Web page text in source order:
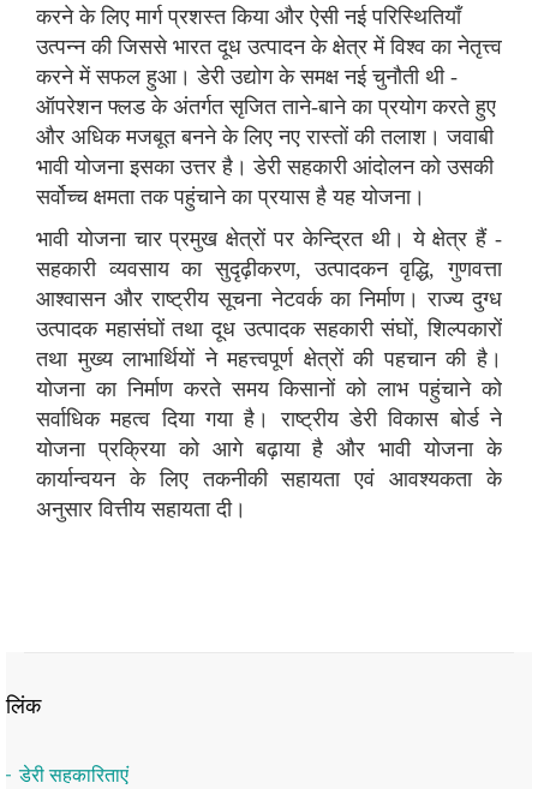
करने के लिए मार्ग प्रशस्त किया और ऐसी नई परिस्थितियाँ
उत्पन्न की जिससे भारत दूध उत्पादन के क्षेत्र में विश्व का नेतृत्त्व
करने में सफल हुआ। डेरी उद्योग के समक्ष नई चुनौती थी -
ऑपरेशन फ्लड के अंतर्गत सृजित ताने-बाने का प्रयोग करते हुए
और अधिक मजबूत बनने के लिए नए रास्तों की तलाश। जवाबी
भावी योजना इसका उत्तर है। डेरी सहकारी आंदोलन को उसकी
सर्वोच्च क्षमता तक पहुंचाने का प्रयास है यह योजना।
भावी योजना चार प्रमुख क्षेत्रों पर केन्द्रित थी। ये क्षेत्र हैं -
सहकारी व्यवसाय का सुदृढ़ीकरण, उत्पादकन वृद्धि, गुणवत्ता
आश्वासन और राष्ट्रीय सूचना नेटवर्क का निर्माण। राज्य दुग्ध
उत्पादक महासंघों तथा दूध उत्पादक सहकारी संघों, शिल्पकारों
तथा मुख्य लाभार्थियों ने महत्त्वपूर्ण क्षेत्रों की पहचान की है।
योजना का निर्माण करते समय किसानों को लाभ पहुंचाने को
सर्वाधिक महत्व दिया गया है। राष्ट्रीय डेरी विकास बोर्ड ने
योजना प्रक्रिया को आगे बढ़ाया है और भावी योजना के
कार्यान्वयन के लिए तकनीकी सहायता एवं आवश्यकता के
अनुसार वित्तीय सहायता दी।
लिंक
डेरी सहकारिताएं